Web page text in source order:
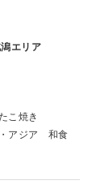
エリア
こ焼き
アジア
和食